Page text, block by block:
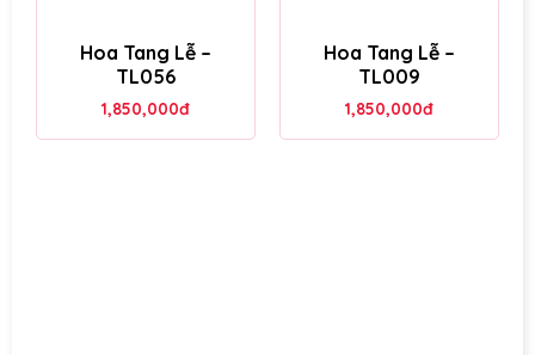
Hoa Tang Lễ –
TL056
1,850,000đ
Hoa Tang Lễ –
TL009
1,850,000đ